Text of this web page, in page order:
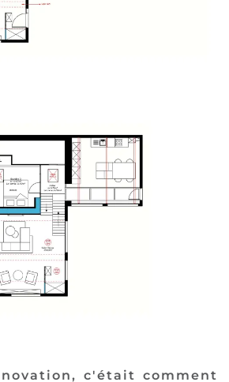
c'était comment